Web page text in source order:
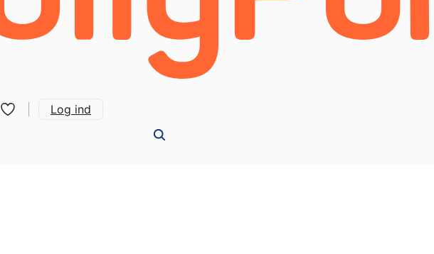
Log ind